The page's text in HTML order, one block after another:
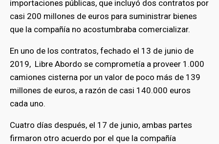
importaciones públicas, que incluyó dos contratos por
casi 200 millones de euros para suministrar bienes
que la compañía no acostumbraba comercializar.
En uno de los contratos, fechado el 13 de junio de
2019, Libre Abordo se comprometía a proveer 1.000
camiones cisterna por un valor de poco más de 139
millones de euros, a razón de casi 140.000 euros
cada uno.
Cuatro días después, el 17 de junio, ambas partes
firmaron otro acuerdo por el que la compañía